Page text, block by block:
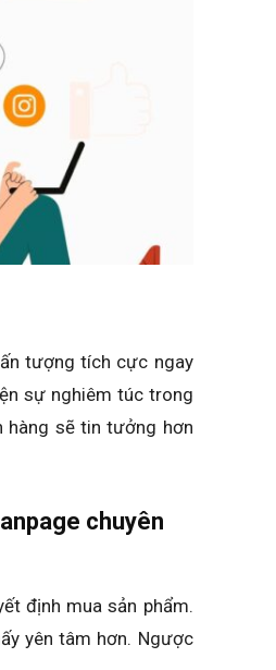
tượng tích cực ngay
sự nghiêm túc trong
hàng sẽ tin tưởng hơn
chuyên
định mua sản phẩm.
yên tâm hơn. Ngược